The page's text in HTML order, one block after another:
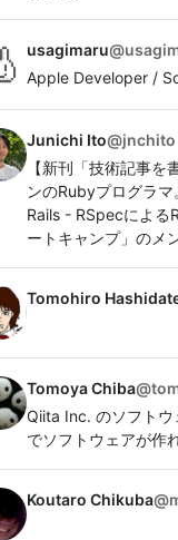
usagimaru@
Apple Developer /
Junichi Ito@jnchito
【新刊「技術記事
ンのRubyプログラ
Rails - RSpecによる
ートキャンプ」のメ
Tomohiro
Tomoya Chiba@
Qiita Inc. のソフトウ
でソフトウェアが作
Koutaro Chikuba@